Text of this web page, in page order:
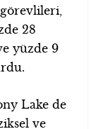
28
yüzde 9
Lake de
ve